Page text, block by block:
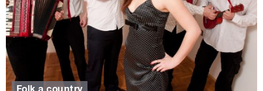
Folk a country